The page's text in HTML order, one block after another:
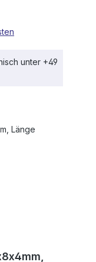
unter +49